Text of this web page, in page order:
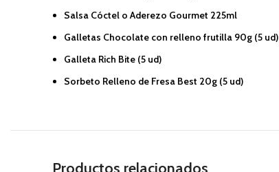
Salsa Cóctel o Aderezo Gourmet 225ml
Galletas Chocolate con relleno frutilla 90g (5 ud)
Galleta Rich Bite (5 ud)
Sorbeto Relleno de Fresa Best 20g (5 ud)
Productos relacionados